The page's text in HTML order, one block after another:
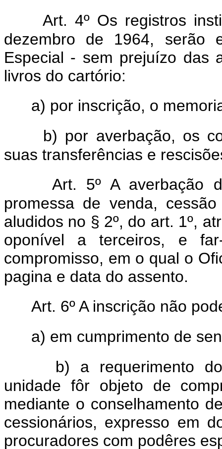
Art. 4º Os registros
dezembro de 1964, serão
Especial - sem prejuízo das
livros do cartório:
a) por inscrição, o
b) por averbação, os
suas transferências e
Art. 5º A averbação
promessa de venda,
aludidos no § 2º, do art. 1º,
oponível a terceiros, e
compromisso, em o qual o
pagina e data do assento.
Art. 6º A inscrição não
a) em cumprimento de
b) a requerimento
unidade fôr objeto de
mediante o conselhamento
cessionários, expresso em
procuradores com podêres